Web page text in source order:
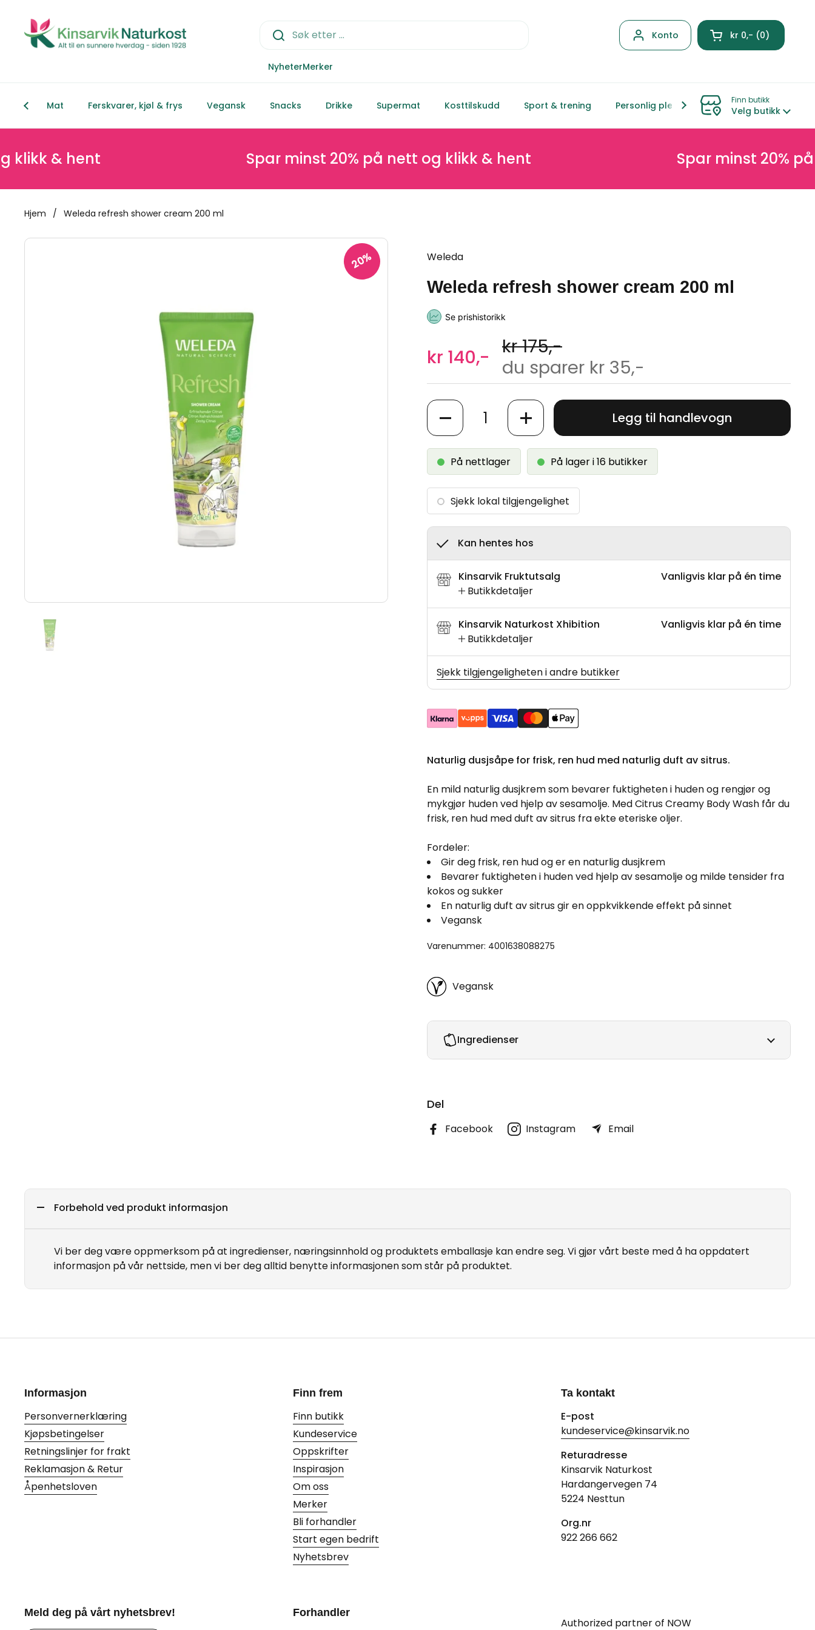
Konto Åpen kurven
kr 0,- 0
NyheterMerker
Mat Ferskvarer, kjøl & frys Vegansk Snacks Drikke Supermat Kosttilskudd Sport & trening Personlig pleie Hjem & livsstil
Finn butikk
Velg butikk
& hent Spar minst 20% på nett og klikk & hent Spar minst 20% på
Hjem / Weleda refresh shower cream 200 ml
20% Weleda
Weleda refresh shower cream 200 ml
Se prishistorikk
kr 140,- kr 175,-
du sparer kr 35,-
Antall
Legg til handlevogn
På nettlager På lager i 16 butikker
Sjekk lokal tilgjengelighet
Kan hentes hos
Kinsarvik Fruktutsalg
Butikkdetaljer
Vanligvis klar på én time
Kinsarvik Naturkost Xhibition
Butikkdetaljer
Vanligvis klar på én time
Sjekk tilgjengeligheten i andre butikker
Naturlig dusjsåpe for frisk, ren hud med naturlig duft av sitrus.
En mild naturlig dusjkrem som bevarer fuktigheten i huden og rengjør og
mykgjør huden ved hjelp av sesamolje. Med Citrus Creamy Body Wash får du
frisk, ren hud med duft av sitrus fra ekte eteriske oljer.
Fordeler:
Gir deg frisk, ren hud og er en naturlig dusjkrem
Bevarer fuktigheten i huden ved hjelp av sesamolje og milde tensider fra
kokos og sukker
En naturlig duft av sitrus gir en oppkvikkende effekt på sinnet
Vegansk
Varenummer: 4001638088275
Vegansk
Ingredienser
Del
Facebook Instagram Email
Forbehold ved produkt informasjon
Vi ber deg være oppmerksom på at ingredienser, næringsinnhold og produktets emballasje kan endre seg. Vi gjør vårt beste med å ha oppdatert
informasjon på vår nettside, men vi ber deg alltid benytte informasjonen som står på produktet.
Informasjon
Personvernerklæring
Kjøpsbetingelser
Retningslinjer for frakt
Reklamasjon & Retur
Åpenhetsloven
Finn frem
Finn butikk
Kundeservice
Oppskrifter
Inspirasjon
Om oss
Merker
Bli forhandler
Start egen bedrift
Nyhetsbrev
Ta kontakt
E-post
kundeservice@kinsarvik.no
Returadresse
Kinsarvik Naturkost
Hardangervegen 74
5224 Nesttun
Org.nr
922 266 662
Meld deg på vårt nyhetsbrev! Forhandler
Authorized partner of NOW